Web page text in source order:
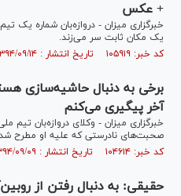
+ عکس
خبرگزاری میزان - دروازه‌بان شماره یک
یک مکان ثابت سر می‌زند.
کد خبر: ۱۰۵۹۱۹ تاریخ انتشار : ۱۳۹۴/۰۹/۱۴
برخی به دنبال حاشیه‌سازی
آخر پیگیری می‌کنم
خبرگزاری میزان - وکلای دروازه‌بان تیم
صحبت‌های نادرستی که علیه او مطرح
کد خبر: ۱۰۴۶۱۴ تاریخ انتشار : ۱۳۹۴/۰۹/۰۹
حقیقی: به دنبال رفتن از